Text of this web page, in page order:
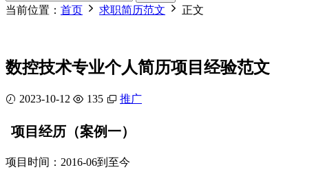
当前位置： 首页 求职简历范文 正文
数控技术专业个人简历项目经验范文
2023-10-12 135 推广
项目经历（案例一）
项目时间：2016-06到至今